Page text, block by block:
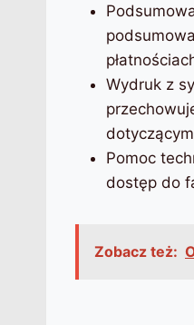
Wydruk z
Pomoc
dostęp do
Zobacz też: